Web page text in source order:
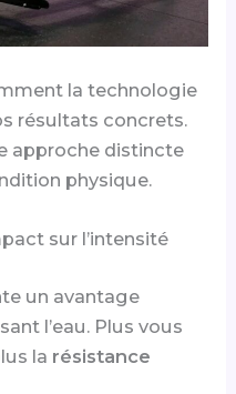
la technologie
résultats concrets.
approche distincte
physique.
sur l’intensité
un avantage
l’eau. Plus vous
la résistance